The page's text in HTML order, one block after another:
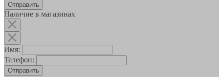
Наличие в магазинах
Имя:
Телефон:
Отправить